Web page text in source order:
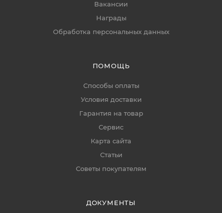
Вакансии
Награды
Обработка персональных данных
ПОМОЩЬ
Способы оплаты
Условия доставки
Гарантия на товар
Сервис
Карта сайта
Статьи
Советы покупателям
ДОКУМЕНТЫ